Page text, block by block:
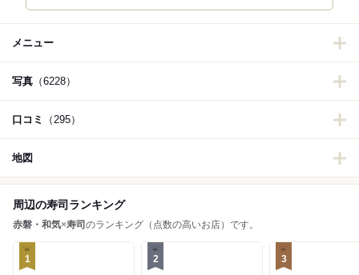
メニュー
写真 （6228）
口コミ （295）
地図
周辺の寿司ランキング
赤磐・和気×寿司 のランキング（点数の高いお店）です。
1 2 3